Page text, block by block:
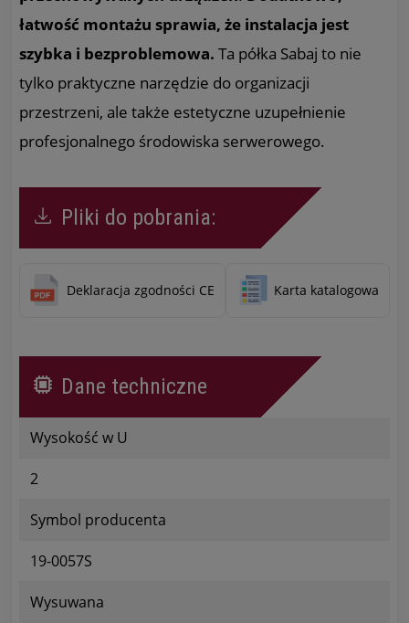
łatwość montażu sprawia, że instalacja jest
szybka i bezproblemowa. Ta półka Sabaj to nie
tylko praktyczne narzędzie do organizacji
przestrzeni, ale także estetyczne uzupełnienie
profesjonalnego środowiska serwerowego.
Pliki do pobrania:
Deklaracja zgodności CE Karta katalogowa
Dane techniczne
Wysokość w U
2
Symbol producenta
19-0057S
Wysuwana